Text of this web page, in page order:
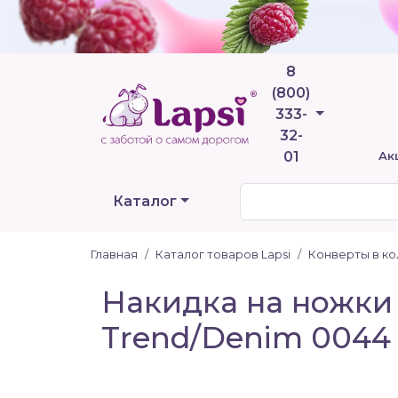
8
(800)
333-
32-
01
Телефоны
Каталог
Главная Каталог товаров Lapsi Конверты в
Накидка на ножки
Trend/Denim 0044